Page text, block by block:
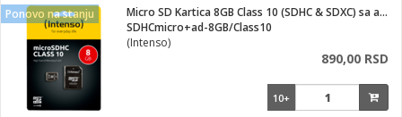
Ponovo na stanju
Micro SD Kartica 8GB Class 10 (SDHC & SDXC) sa adapterom
SDHCmicro+ad-8GB/Class10
(Intenso)
890,00 RSD
10+